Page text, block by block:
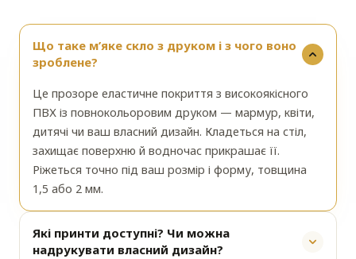
Що таке м’яке скло з друком і з чого воно
зроблене?
Це прозоре еластичне покриття з високоякісного
ПВХ із повнокольоровим друком — мармур, квіти,
дитячі чи ваш власний дизайн. Кладеться на стіл,
захищає поверхню й водночас прикрашає її.
Ріжеться точно під ваш розмір і форму, товщина
1,5 або 2 мм.
Які принти доступні? Чи можна
надрукувати власний дизайн?